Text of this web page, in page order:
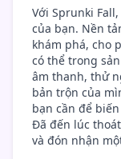
Với Sprunki
của bạn. Nền
khám phá, cho
có thể trong
âm thanh, thử
bản trộn của
bạn cần để
Đã đến lúc
và đón nhận